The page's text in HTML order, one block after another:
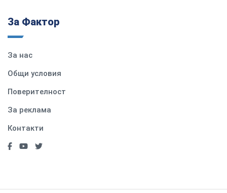
За Фактор
За нас
Общи условия
Поверителност
За реклама
Контакти